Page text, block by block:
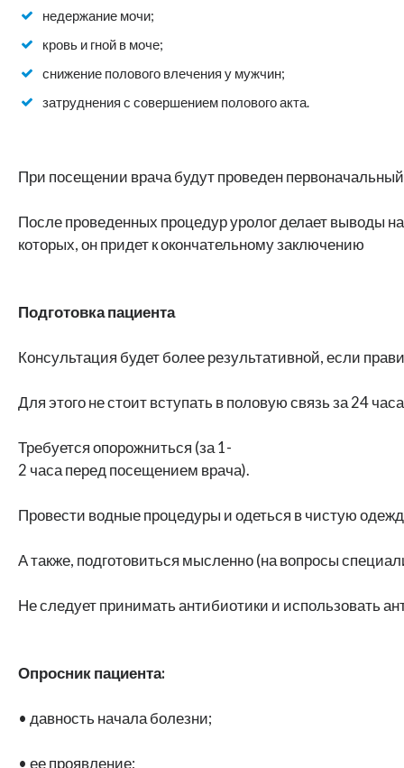
недержание мочи;
кровь и гной в моче;
снижение полового влечения у мужчин;
затруднения с совершением полового акта.
При посещении врача будут проведен
После проведенных процедур уролог делает выводы
которых, он придет к окончательному заключению
Подготовка пациента
Консультация будет более результативной, если
Для этого не стоит вступать в половую связь за 24
Требуется опорожниться (за 1-
2 часа перед посещением врача).
Провести водные процедуры и одеться в чистую
А также, подготовиться мысленно (на вопросы
Не следует принимать антибиотики и использовать
Опросник пациента:
• давность начала болезни;
• ее проявление;